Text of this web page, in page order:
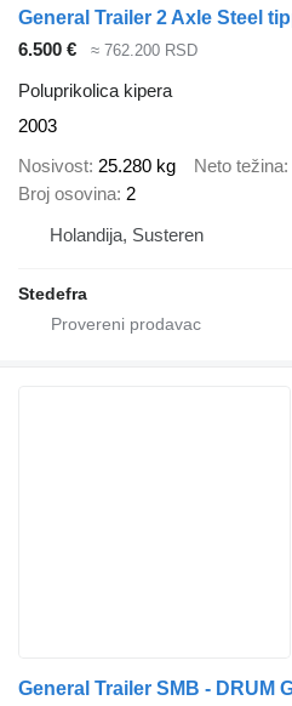
6.500 € ≈ 762.200 RSD
Poluprikolica kipera
2003
Nosivost 25.280 kg Neto težina
Broj osovina 2
Holandija, Susteren
Stedefra